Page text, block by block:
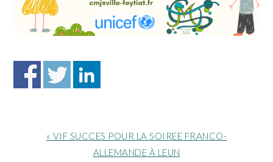
Article
« VIF SUCCES POUR LA SOIREE FRANCO-
ALLEMANDE À LEUN